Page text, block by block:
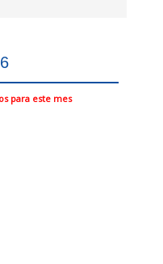
para este mes